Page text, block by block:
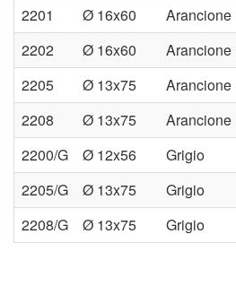
2201
Ø 16x60 Arancione
2202
Ø 16x60 Arancione
2205
Ø 13x75 Arancione
2208
Ø 13x75 Arancione
2200/G
Ø 12x56 Grigio
2205/G
Ø 13x75 Grigio
2208/G
Ø 13x75 Grigio